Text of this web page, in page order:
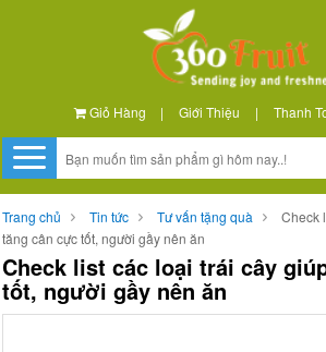
Giỏ Hàng | Giới Thiệu | Thanh
Trang chủ Tin tức Tư vấn tặng quà
Check
tăng cân cực tốt, người gầy nên ăn
Check list các loại trái cây
tốt, người gầy nên ăn